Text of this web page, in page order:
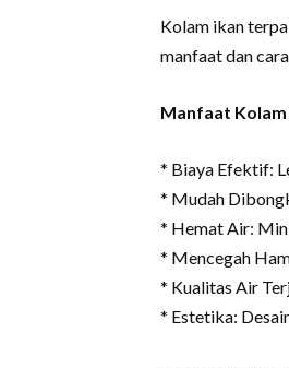
Kolam ikan
manfaat dan
Manfaat Kolam
* Biaya Efektif:
* Mudah
* Hemat Air:
* Mencegah
* Kualitas Air
* Estetika: